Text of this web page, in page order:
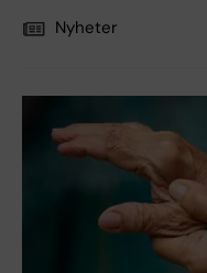
Nyheter